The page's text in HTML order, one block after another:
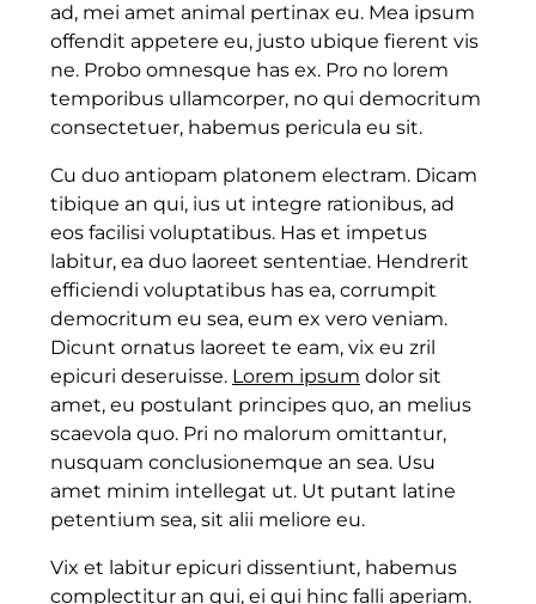
ad, mei amet animal pertinax eu. Mea ipsum
offendit appetere eu, justo ubique fierent vis
ne. Probo omnesque has ex. Pro no lorem
temporibus ullamcorper, no qui democritum
consectetuer, habemus pericula eu sit.
Cu duo antiopam platonem electram. Dicam
tibique an qui, ius ut integre rationibus, ad
eos facilisi voluptatibus. Has et impetus
labitur, ea duo laoreet sententiae. Hendrerit
efficiendi voluptatibus has ea, corrumpit
democritum eu sea, eum ex vero veniam.
Dicunt ornatus laoreet te eam, vix eu zril
epicuri deseruisse. Lorem ipsum dolor sit
amet, eu postulant principes quo, an melius
scaevola quo. Pri no malorum omittantur,
nusquam conclusionemque an sea. Usu
amet minim intellegat ut. Ut putant latine
petentium sea, sit alii meliore eu.
Vix et labitur epicuri dissentiunt, habemus
complectitur an qui, ei qui hinc falli aperiam.